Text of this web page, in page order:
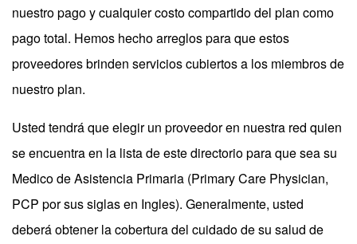
nuestro pago y cualquier costo compartido del plan como
pago total. Hemos hecho arreglos para que estos
proveedores brinden servicios cubiertos a los miembros de
nuestro plan.
Usted tendrá que elegir un proveedor en nuestra red quien
se encuentra en la lista de este directorio para que sea su
Medico de Asistencia Primaria (Primary Care Physician,
PCP por sus siglas en Ingles). Generalmente, usted
deberá obtener la cobertura del cuidado de su salud de